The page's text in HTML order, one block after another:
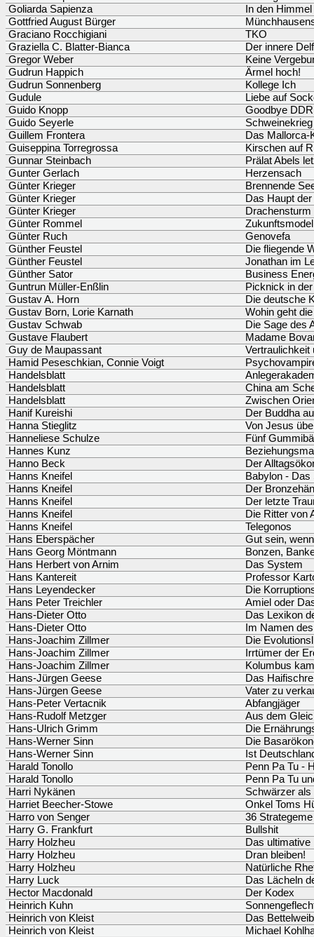
Goliarda Sapienza
In den
Gottfried August Bürger
Graciano Rocchigiani
TKO
Graziella C. Blatter-Bianca
Der innere
Gregor Weber
Keine
Gudrun Happich
Ärmel hoch!
Gudrun Sonnenberg
Kollege Ich
Gudule
Liebe auf
Guido Knopp
Goodbye DDR
Guido Seyerle
Schweinekrieg
Guillem Frontera
Das Mallorca-
Guiseppina Torregrossa
Kirschen auf
Gunnar Steinbach
Prälat Abels
Gunter Gerlach
Herzensach
Günter Krieger
Brennende
Günter Krieger
Das Haupt der
Günter Krieger
Drachensturm
Günter Rommel
Günter Ruch
Genovefa
Günther Feustel
Die fliegende
Günther Feustel
Jonathan im
Günther Sator
Business
Guntrun Müller-Enßlin
Picknick in
Gustav A. Horn
Die deutsche
Gustav Born, Lorie Karnath
Wohin geht
Gustav Schwab
Die Sage des
Gustave Flaubert
Madame
Guy de Maupassant
Vertraulichkeit
Hamid Peseschkian, Connie Voigt
Handelsblatt
Handelsblatt
China am
Handelsblatt
Zwischen
Hanif Kureishi
Der Buddha
Hanna Stieglitz
Von Jesus
Hanneliese Schulze
Fünf
Hannes Kunz
Hanno Beck
Der
Hanns Kneifel
Babylon -
Hanns Kneifel
Der
Hanns Kneifel
Der letzte
Hanns Kneifel
Die Ritter von
Hanns Kneifel
Telegonos
Hans Eberspächer
Gut sein,
Hans Georg Möntmann
Bonzen,
Hans Herbert von Arnim
Das System
Hans Kantereit
Professor
Hans Leyendecker
Die
Hans Peter Treichler
Amiel oder
Hans-Dieter Otto
Das Lexikon
Hans-Dieter Otto
Im Namen
Hans-Joachim Zillmer
Die
Hans-Joachim Zillmer
Irrtümer der
Hans-Joachim Zillmer
Kolumbus
Hans-Jürgen Geese
Das
Hans-Jürgen Geese
Vater zu
Hans-Peter Vertacnik
Abfangjäger
Hans-Rudolf Metzger
Aus dem
Hans-Ulrich Grimm
Die
Hans-Werner Sinn
Die
Hans-Werner Sinn
Ist
Harald Tonollo
Penn Pa Tu -
Harald Tonollo
Penn Pa Tu
Harri Nykänen
Schwärzer
Harriet Beecher-Stowe
Onkel Toms
Harro von Senger
36
Harry G. Frankfurt
Bullshit
Harry Holzheu
Das
Harry Holzheu
Dran bleiben!
Harry Holzheu
Natürliche
Harry Luck
Das Lächeln
Hector Macdonald
Der Kodex
Heinrich Kuhn
Heinrich von Kleist
Das
Heinrich von Kleist
Michael